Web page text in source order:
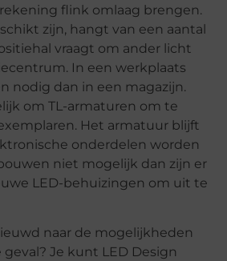
flink omlaag brengen.
zijn, hangt van een aantal
vraagt om ander licht
In een werkplaats
nodig dan in een magazijn.
om TL-armaturen om te
Het armatuur blijft
onderdelen worden
niet mogelijk dan zijn er
LED-behuizingen om uit te
naar de mogelijkheden
Je kunt LED Design